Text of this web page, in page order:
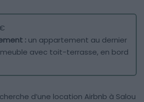
: un appartement au dernier
avec toit-terrasse, en bord
d’une location Airbnb à Salou